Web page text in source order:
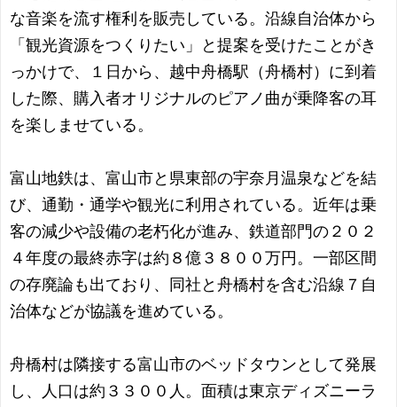
な音楽を流す権利を販売している。沿線自治体から
「観光資源をつくりたい」と提案を受けたことがき
っかけで、１日から、越中舟橋駅（舟橋村）に到着
した際、購入者オリジナルのピアノ曲が乗降客の耳
を楽しませている。
富山地鉄は、富山市と県東部の宇奈月温泉などを結
び、通勤・通学や観光に利用されている。近年は乗
客の減少や設備の老朽化が進み、鉄道部門の２０２
４年度の最終赤字は約８億３８００万円。一部区間
の存廃論も出ており、同社と舟橋村を含む沿線７自
治体などが協議を進めている。
舟橋村は隣接する富山市のベッドタウンとして発展
し、人口は約３３００人。面積は東京ディズニーラ